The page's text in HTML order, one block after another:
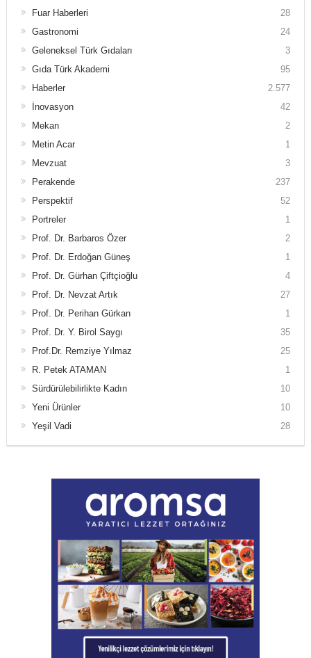
Fuar Haberleri
28
Gastronomi
24
Geleneksel Türk Gıdaları
3
Gıda Türk Akademi
95
Haberler
2.577
İnovasyon
42
Mekan
2
Metin Acar
1
Mevzuat
3
Perakende
237
Perspektif
52
Portreler
1
Prof. Dr. Barbaros Özer
2
Prof. Dr. Erdoğan Güneş
1
Prof. Dr. Gürhan Çiftçioğlu
4
Prof. Dr. Nevzat Artık
27
Prof. Dr. Perihan Gürkan
1
Prof. Dr. Y. Birol Saygı
35
Prof.Dr. Remziye Yılmaz
25
R. Petek ATAMAN
1
Sürdürülebilirlikte Kadın
10
Yeni Ürünler
10
Yeşil Vadi
28